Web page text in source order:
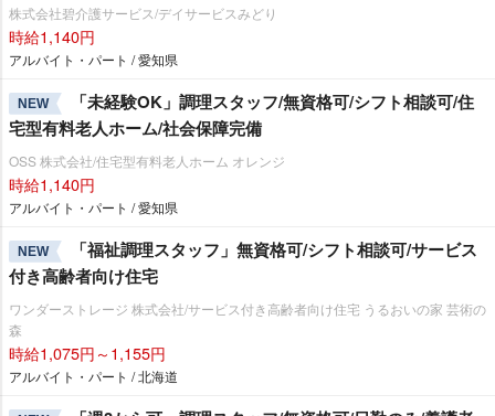
株式会社碧介護サービス/デイサービスみどり
時給1,140円
アルバイト・パート / 愛知県
NEW
「未経験OK」調理スタッフ/無資格可/シフト相談可/住
宅型有料老人ホーム/社会保障完備
OSS 株式会社/住宅型有料老人ホーム オレンジ
時給1,140円
アルバイト・パート / 愛知県
NEW
「福祉調理スタッフ」無資格可/シフト相談可/サービス
付き高齢者向け住宅
ワンダーストレージ 株式会社/サービス付き高齢者向け住宅 うるおいの家 芸術の
森
時給1,075円～1,155円
アルバイト・パート / 北海道